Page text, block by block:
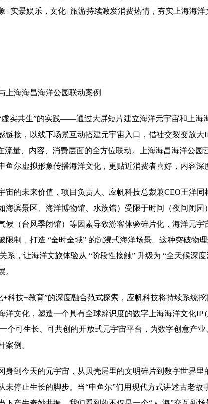
+实景娱乐，文化+旅游持续激发消费热情，夯实上海海洋
上海海昌海洋公园联动案例
虚实共生”的实践——通过大屏短片建立海洋元宇宙和上海
链接，以线下场景互动搭建元宇宙入口，借社交裂变放大
流量、内容、消费层面的全方位联动。上海海昌海洋公园
鱼尔虚拟形象传播海洋文化，更贴近消费者喜好，内容深
宙的未来价值，项目负责人、应帆科技总裁兼CEO王洋同
海滨景区、海洋博物馆、水族馆）受限于时间（夜间闭园
候（台风季闭馆）等因素导致游客体验碎片化，海洋元宇
限制，打造 “全时全域” 的沉浸式海洋场景。这种突破物
系，让海洋文旅体验从 “阶段性接触” 升级为 “全天候深度
。
+科技+教育”的深度融合范式探索，应帆科技将持续系统
洋文化，塑造一个具有全球辨识度的数字上海海洋文化IP (
个可生长、可共创的开放式元宇宙平台，为数字创意产业
案例。
身到今天的元宇宙，从贝壳层里的文明碎片到数字世界里
未停止生长的脚步。当“申鱼尔”们用现代方式讲述古老故